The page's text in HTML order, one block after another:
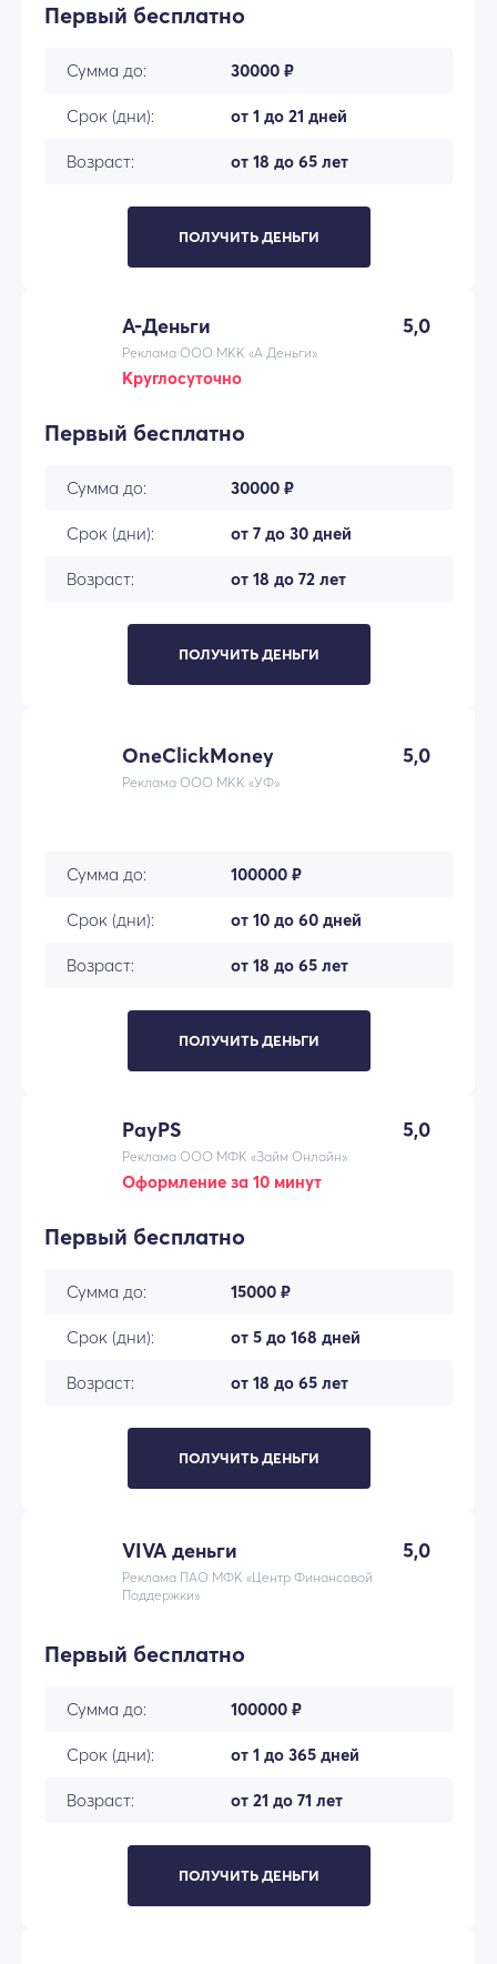
Первый бесплатно
Сумма до: 30000 ₽
Срок (дни): от 1 до 21 дней
Возраст: от 18 до 65 лет
ПОЛУЧИТЬ ДЕНЬГИ
А-Деньги 5,0
Реклама ООО МКК «А Деньги»
Круглосуточно
Первый бесплатно
Сумма до: 30000 ₽
Срок (дни): от 7 до 30 дней
Возраст: от 18 до 72 лет
ПОЛУЧИТЬ ДЕНЬГИ
OneClickMoney 5,0
Реклама ООО МКК «УФ»
Сумма до: 100000 ₽
Срок (дни): от 10 до 60 дней
Возраст: от 18 до 65 лет
ПОЛУЧИТЬ ДЕНЬГИ
PayPS 5,0
Реклама ООО МФК «Займ Онлайн»
Оформление за 10 минут
Первый бесплатно
Сумма до: 15000 ₽
Срок (дни): от 5 до 168 дней
Возраст: от 18 до 65 лет
ПОЛУЧИТЬ ДЕНЬГИ
VIVA деньги 5,0
Реклама ПАО МФК «Центр Финансовой
Поддержки»
Первый бесплатно
Сумма до: 100000 ₽
Срок (дни): от 1 до 365 дней
Возраст: от 21 до 71 лет
ПОЛУЧИТЬ ДЕНЬГИ